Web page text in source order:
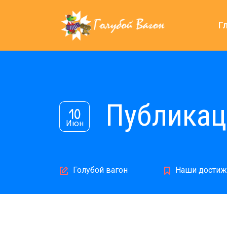
10
Июн
Author
Голубой вагон Наши